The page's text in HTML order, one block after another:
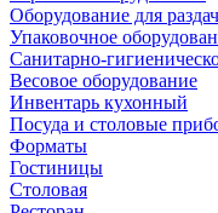
Оборудование для
Упаковочное
Санитарно-
Весовое оборудование
Инвентарь кухонный
Посуда и столовые
Форматы
Гостиницы
Столовая